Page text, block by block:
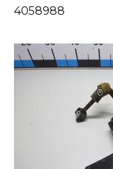
4058988